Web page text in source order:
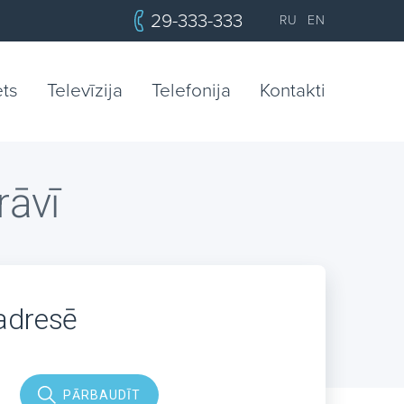
29-333-333 RU EN
Televīzija Telefonija Kontakti
PĀRBAUDĪT